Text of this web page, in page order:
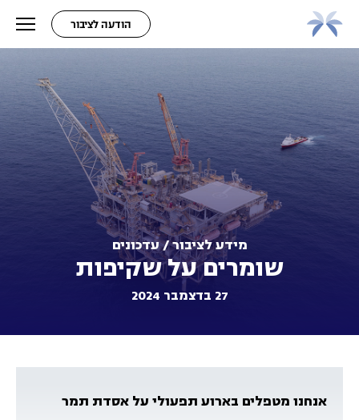
הודעה לציבור
מידע לציבור / עדכונים
שומרים על שקיפות
27 בדצמבר 2024
אנחנו מטפלים בארוע תפעולי על אסדת תמר